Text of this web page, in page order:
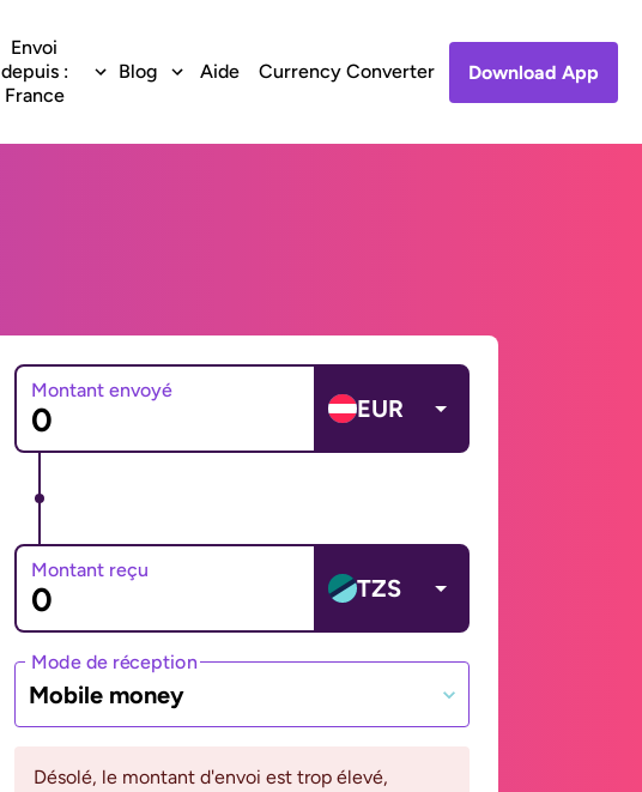
Envoi
depuis :
France
Blog Aide Currency Converter Download App
Montant envoyé
EUR
Montant reçu
TZS
Mode de réception
Mobile money
Désolé, le montant d'envoi est trop élevé,